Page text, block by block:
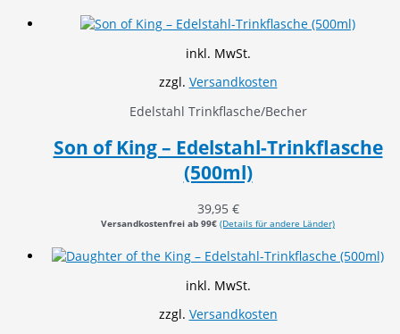
inkl. MwSt.
zzgl. Versandkosten
Edelstahl Trinkflasche/Becher
Son of King – Edelstahl-Trinkflasche
(500ml)
39,95 €
Versandkostenfrei ab 99€ (Details für andere Länder)
inkl. MwSt.
zzgl. Versandkosten